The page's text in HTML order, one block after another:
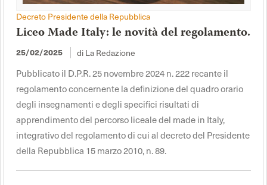
Decreto Presidente della Repubblica
Liceo Made Italy: le novità del regolamento.
25/02/2025 di La Redazione
Pubblicato il D.P.R. 25 novembre 2024 n. 222 recante il
regolamento concernente la definizione del quadro orario
degli insegnamenti e degli specifici risultati di
apprendimento del percorso liceale del made in Italy,
integrativo del regolamento di cui al decreto del Presidente
della Repubblica 15 marzo 2010, n. 89.